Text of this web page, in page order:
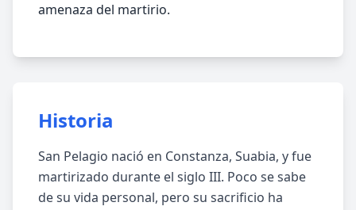
amenaza del martirio.
Historia
San Pelagio nació en Constanza, Suabia, y fue
martirizado durante el siglo III. Poco se sabe
de su vida personal, pero su sacrificio ha